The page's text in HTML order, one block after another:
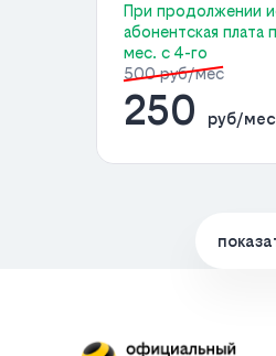
При продолжении
абонентская
мес. с 4-го
500 руб/мес
250 руб/мес